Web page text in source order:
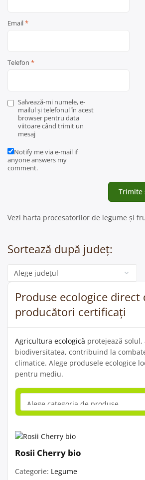
Email*
Telefon *
Salvează-mi numele, e-
mailul și telefonul în acest
browser pentru data
viitoare când trimit un
mesaj
Notify me via e-mail if
anyone answers my
comment.
Vezi harta procesatorilor de legume și
Sortează după județ:
Categorie
Produse ecologice direct
producători certificați
Agricultura ecologică protejează solul,
biodiversitatea, contribuind la
climatice. Alege produsele ecologice
pentru mediu.
Rosii Cherry bio
Categorie: Legume